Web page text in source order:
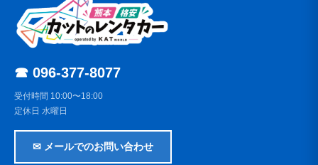
☎ 096-377-8077
受付時間 10:00〜18:00
定休日 水曜日
✉ メールでのお問い合わせ